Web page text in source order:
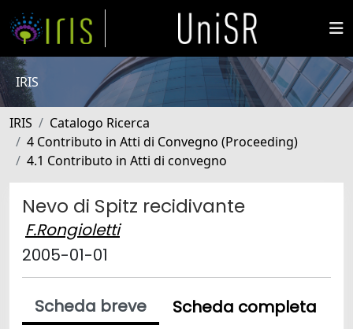
IRIS
IRIS
Catalogo Ricerca
4 Contributo in Atti di Convegno (Proceeding)
4.1 Contributo in Atti di convegno
Nevo di Spitz recidivante
F.Rongioletti
2005-01-01
Scheda breve
Scheda completa